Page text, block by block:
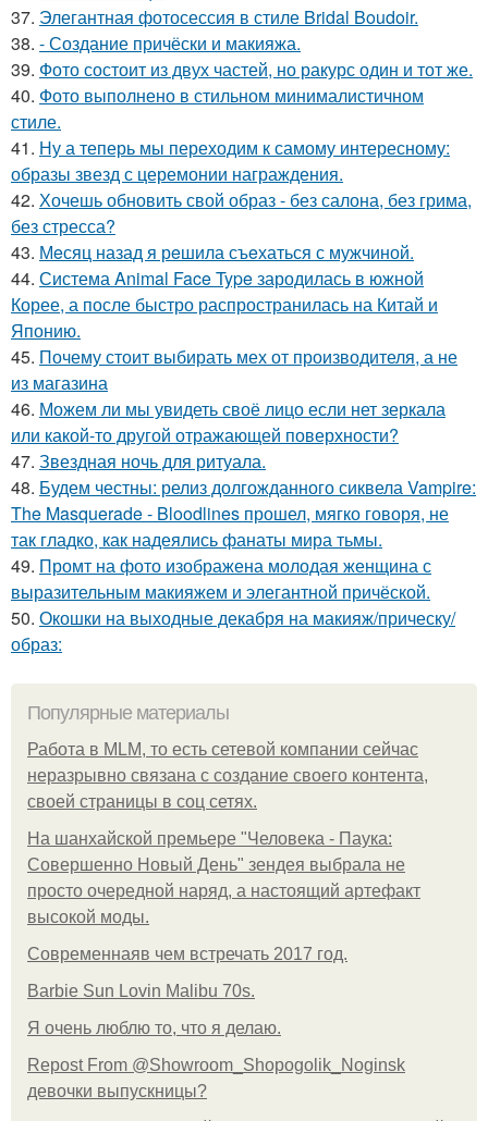
37. Элегантная фотосессия в стиле Bridal Boudoir.
38. - Создание причёски и макияжа.
39. Фото состоит из двух частей, но ракурс один и тот же.
40. Фото выполнено в стильном минималистичном
стиле.
41. Ну а теперь мы переходим к самому интересному:
образы звезд с церемонии награждения.
42. Хочешь обновить свой образ - без салона, без грима,
без стресса?
43. Мeсяц назад я рeшила съeхаться с мужчиной.
44. Система Animal Face Type зародилась в южной
Корее, а после быстро распространилась на Китай и
Японию.
45. Почему стоит выбирать мех от производителя, а не
из магазина
46. Можем ли мы увидеть своё лицо если нет зеркала
или какой-то другой отражающей поверхности?
47. Звездная ночь для ритуала.
48. Будем честны: релиз долгожданного сиквела Vampire:
The Masquerade - Bloodlines прошел, мягко говоря, не
так гладко, как надеялись фанаты мира тьмы.
49. Промт на фото изображена молодая женщина с
выразительным макияжем и элегантной причёской.
50. Окошки на выходные декабря на макияж/прическу/
образ:
Популярные материалы
Работа в MLM, то есть сетевой компании сейчас
неразрывно связана с создание своего контента,
своей страницы в соц сетях.
На шанхайской премьере "Человека - Паука:
Совершенно Новый День" зендея выбрала не
просто очередной наряд, а настоящий артефакт
высокой моды.
Современнаяв чем встречать 2017 год.
Barbie Sun Lovin Malibu 70s.
Я очень люблю то, что я делаю.
Repost From @Showroom_Shopogolik_Noginsk
девочки выпускницы?